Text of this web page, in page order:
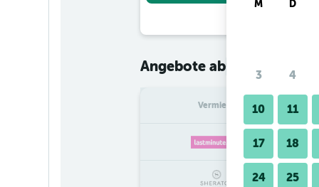
Angebote ab€ 52
Vermieter
M D
3 4
10 11
17 18
24 25